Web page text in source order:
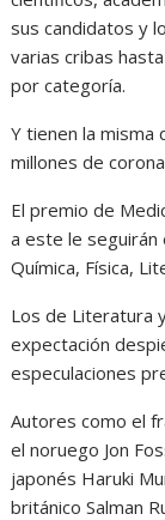
sus candidatos y
varias cribas
por categoría.
Y tienen la misma
millones de
El premio de
a este le
Química, Física,
Los de Literatura
expectación
especulaciones
Autores como el
el noruego Jon
japonés Haruki
británico Salman